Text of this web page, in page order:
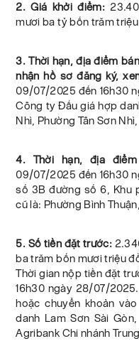
2. Giá khởi điểm:
mươi ba tỷ bốn trăm
3. Thời hạn, địa điểm
nhận hồ sơ đăng ký,
09/07/2025 đến 16h30
Công ty Đấu giá hợp
Nhì, Phường Tân Sơn
4. Thời hạn, địa
09/07/2025 đến 16h30
số 3B đường số 6, Khu
cũ là: Phường Bình
5. Số tiền đặt trước:
ba trăm bốn mươi triệu
Thời gian nộp tiền đặt
16h30 ngày 28/07/
hoặc chuyển khoản
danh Lam Sơn Sài
Agribank Chi nhánh